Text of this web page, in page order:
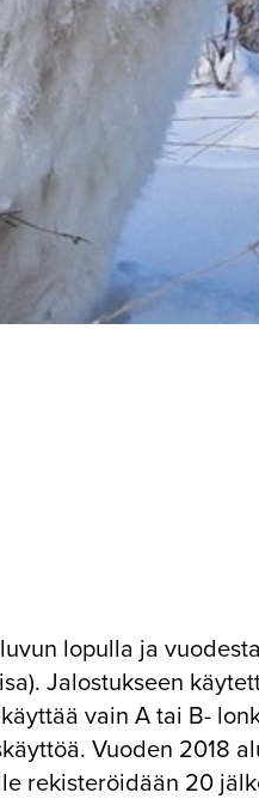
lopulla ja
Jalostukseen
vain A tai B-
Vuoden 2018
rekisteröidään 20